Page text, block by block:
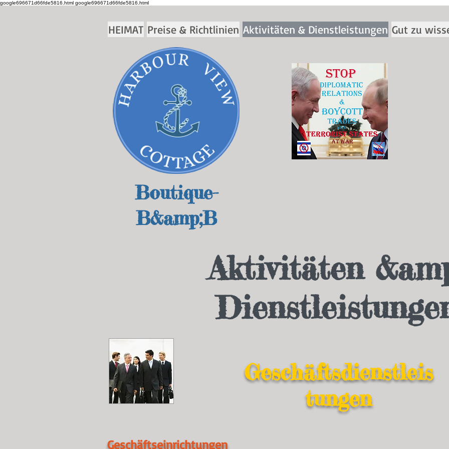
google696671d66fde5816.html google696671d66fde5816.html
HEIMAT Preise & Richtlinien Aktivitäten & Dienstleistungen Gut zu
Boutique-
B&amp;B
Aktivitäten
Geschäftsdienstleis
tungen
Geschäftseinrichtungen